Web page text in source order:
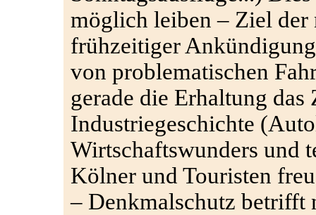
möglich leiben – Ziel der
frühzeitiger
von problematischen
gerade die Erhaltung
Industriegeschichte
Wirtschaftswunders und
Kölner und Touristen
– Denkmalschutz betrifft